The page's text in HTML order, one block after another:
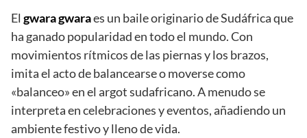
El gwara gwaraes un baile originario de Sudáfrica que
ha ganado popularidad en todo el mundo. Con
movimientos rítmicos de las piernas y los brazos,
imita el acto de balancearse o moverse como
«balanceo» en el argot sudafricano. A menudo se
interpreta en celebraciones y eventos, añadiendo un
ambiente festivo y lleno de vida.